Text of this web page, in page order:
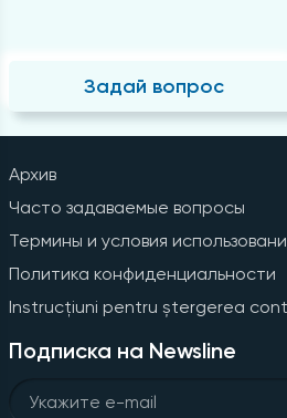
Задай вопрос
Архив
Часто задаваемые вопросы
Термины и условия
Политика конфиденциальности
Instrucțiuni pentru ștergerea
Подписка на Newsline